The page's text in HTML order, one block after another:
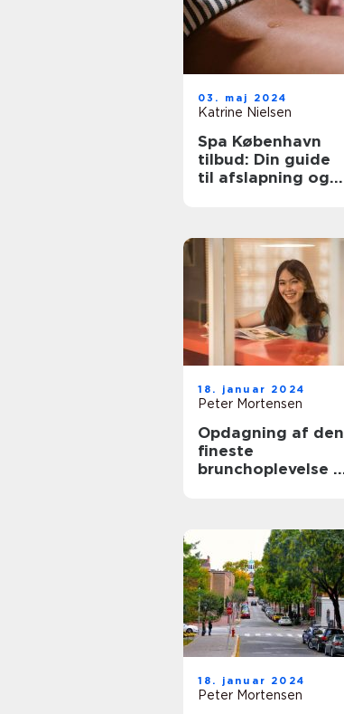
03. maj 2024
Katrine Nielsen
Spa København
tilbud: Din guide
til afslapning og
18. januar 2024
Peter Mortensen
Opdagning af den
fineste
brunchoplevelse i
18. januar 2024
Peter Mortensen